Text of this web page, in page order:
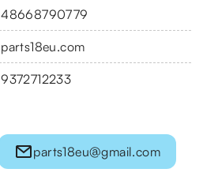
48668790779
parts18eu.com
9372712233
parts18eu@gmail.com